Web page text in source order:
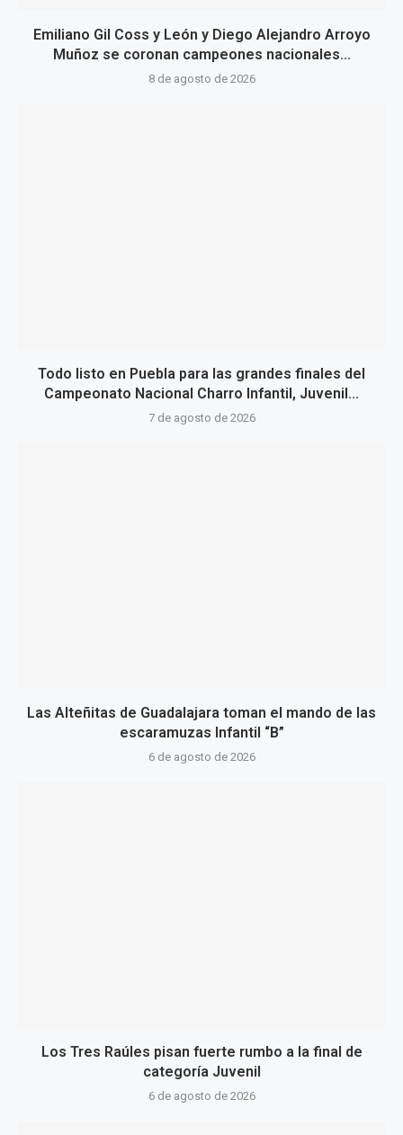
Emiliano Gil Coss y León y Diego Alejandro Arroyo
Muñoz se coronan campeones nacionales...
8 de agosto de 2026
Todo listo en Puebla para las grandes finales del
Campeonato Nacional Charro Infantil, Juvenil...
7 de agosto de 2026
Las Alteñitas de Guadalajara toman el mando de las
escaramuzas Infantil “B”
6 de agosto de 2026
Los Tres Raúles pisan fuerte rumbo a la final de
categoría Juvenil
6 de agosto de 2026